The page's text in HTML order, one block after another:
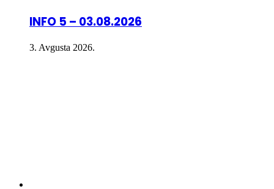
INFO 5 – 03.08.2026
3. Avgusta 2026.